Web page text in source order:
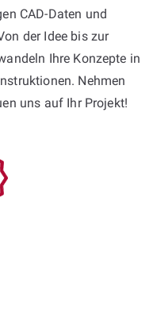
CAD-Daten und
der Idee bis zur
Ihre Konzepte in
Nehmen
uns auf Ihr Projekt!